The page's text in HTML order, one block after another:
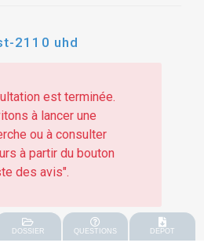
2110 uhd
est terminée.
à lancer une
ou à consulter
à partir du bouton
des avis".
DOSSIER QUESTIONS DEPOT